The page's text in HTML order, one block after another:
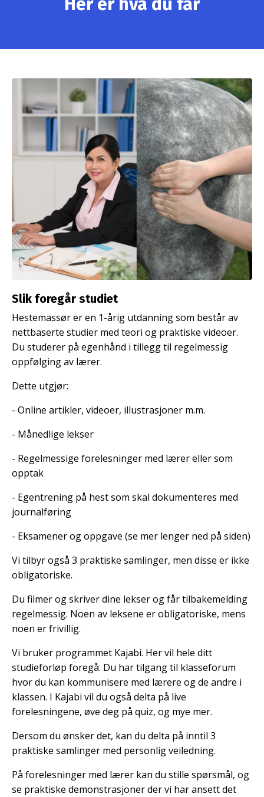
Her er hva du får
Slik foregår studiet
Hestemassør er en 1-årig utdanning som består av
nettbaserte studier med teori og praktiske videoer.
Du studerer på egenhånd i tillegg til regelmessig
oppfølging av lærer.
Dette utgjør:
- Online artikler, videoer, illustrasjoner m.m.
- Månedlige lekser
- Regelmessige forelesninger med lærer eller som
opptak
- Egentrening på hest som skal dokumenteres med
journalføring
- Eksamener og oppgave (se mer lenger ned på siden)
Vi tilbyr også 3 praktiske samlinger, men disse er ikke
obligatoriske.
Du filmer og skriver dine lekser og får tilbakemelding
regelmessig. Noen av leksene er obligatoriske, mens
noen er frivillig.
Vi bruker programmet Kajabi. Her vil hele ditt
studieforløp foregå. Du har tilgang til klasseforum
hvor du kan kommunisere med lærere og de andre i
klassen. I Kajabi vil du også delta på live
forelesningene, øve deg på quiz, og mye mer.
Dersom du ønsker det, kan du delta på inntil 3
praktiske samlinger med personlig veiledning.
På forelesninger med lærer kan du stille spørsmål, og
se praktiske demonstrasjoner der vi har ansett det